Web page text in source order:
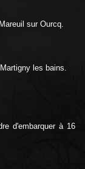
sur Ourcq.
les bains.
d'embarquer à 16